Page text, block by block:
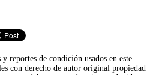
reportes de condición usados en este
con derecho de autor original propiedad